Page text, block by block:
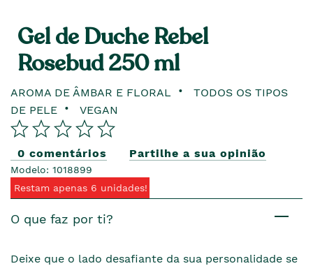
Gel de Duche Rebel
Rosebud 250 ml
AROMA DE ÂMBAR E FLORAL
TODOS OS TIPOS
DE PELE
VEGAN
0 comentários Partilhe a sua opinião
Modelo: 1018899
Restam apenas 6 unidades!
O que faz por ti?
Deixe que o lado desafiante da sua personalidade se